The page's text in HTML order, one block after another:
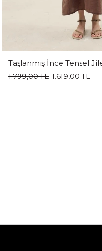
Taşlanmış İnce Tensel
1.619,00 TL
1.799,00 TL